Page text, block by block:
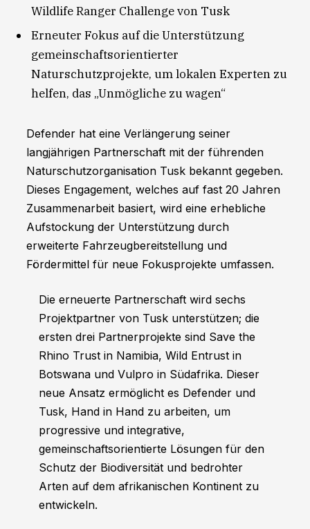
Wildlife Ranger Challenge von Tusk
Erneuter Fokus auf die Unterstützung
gemeinschaftsorientierter
Naturschutzprojekte, um lokalen Experten zu
helfen, das „Unmögliche zu wagen“
Defender hat eine Verlängerung seiner
langjährigen Partnerschaft mit der führenden
Naturschutzorganisation Tusk bekannt gegeben.
Dieses Engagement, welches auf fast 20 Jahren
Zusammenarbeit basiert, wird eine erhebliche
Aufstockung der Unterstützung durch
erweiterte Fahrzeugbereitstellung und
Fördermittel für neue Fokusprojekte umfassen.
Die erneuerte Partnerschaft wird sechs
Projektpartner von Tusk unterstützen; die
ersten drei Partnerprojekte sind Save the
Rhino Trust in Namibia, Wild Entrust in
Botswana und Vulpro in Südafrika. Dieser
neue Ansatz ermöglicht es Defender und
Tusk, Hand in Hand zu arbeiten, um
progressive und integrative,
gemeinschaftsorientierte Lösungen für den
Schutz der Biodiversität und bedrohter
Arten auf dem afrikanischen Kontinent zu
entwickeln.